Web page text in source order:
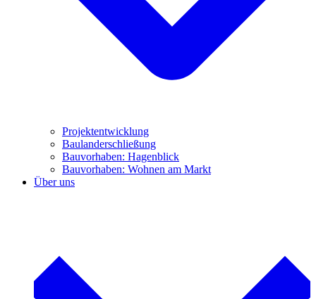
Projektentwicklung
Baulanderschließung
Bauvorhaben: Hagenblick
Bauvorhaben: Wohnen am Markt
Über uns